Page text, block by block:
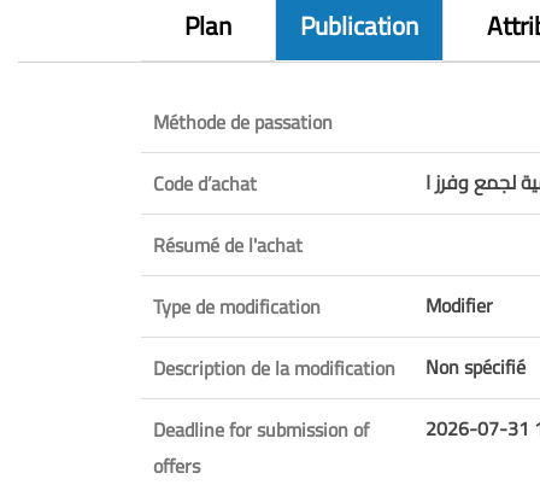
Plan Publication
Méthode de passation
Code d’achat
لجمع وفرز ا
Résumé de l'achat
Type de modification
Modifier
Description de la modification
Non spécifié
Deadline for submission of
offers
2026-07-31